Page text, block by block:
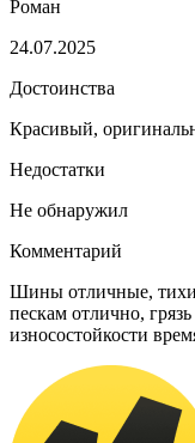
Роман
24.07.2025
Достоинства
Красивый,
Недостатки
Не обнаружил
Комментарий
Шины отличные,
пескам отлично,
износостойкости